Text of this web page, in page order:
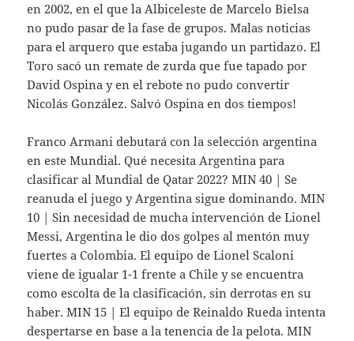
en 2002, en el que la Albiceleste de Marcelo Bielsa
no pudo pasar de la fase de grupos. Malas noticias
para el arquero que estaba jugando un partidazo. El
Toro sacó un remate de zurda que fue tapado por
David Ospina y en el rebote no pudo convertir
Nicolás González. Salvó Ospina en dos tiempos!
Franco Armani debutará con la selección argentina
en este Mundial. Qué necesita Argentina para
clasificar al Mundial de Qatar 2022? MIN 40 | Se
reanuda el juego y Argentina sigue dominando. MIN
10 | Sin necesidad de mucha intervención de Lionel
Messi, Argentina le dio dos golpes al mentón muy
fuertes a Colombia. El equipo de Lionel Scaloni
viene de igualar 1-1 frente a Chile y se encuentra
como escolta de la clasificación, sin derrotas en su
haber. MIN 15 | El equipo de Reinaldo Rueda intenta
despertarse en base a la tenencia de la pelota. MIN